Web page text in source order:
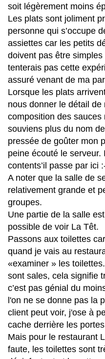
soit légèrement moins
Les plats sont joliment
personne qui s’occupe
assiettes car les petits
doivent pas être
tenterais pas cette
assuré venant de ma
Lorsque les plats
nous donner le détail
composition des
souviens plus du nom
pressée de goûter mon
peine écouté le
contents’il passe par ici
A noter que la salle de
relativement grande et
groupes.
Une partie de la salle
possible de voir La Têt.
Passons aux toilettes
quand je vais au
«examiner » les
sont sales, cela signifie
c’est pas génial du
l'on ne se donne pas la
client peut voir, j'ose à
cache derrière les
Mais pour le restaurant
faute, les toilettes sont